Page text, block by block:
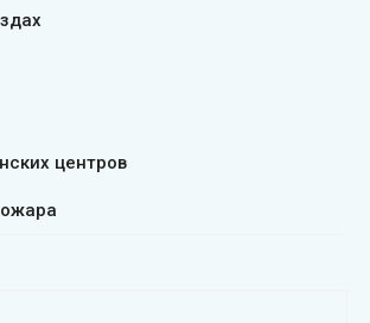
центров